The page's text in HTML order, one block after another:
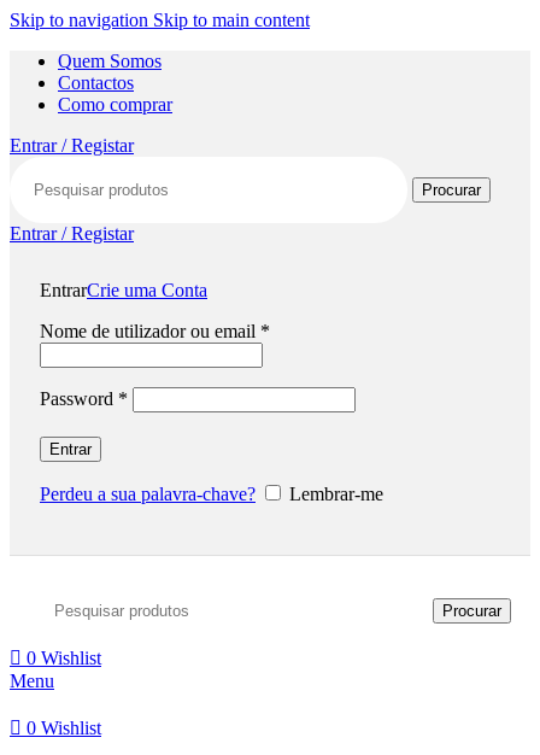
Skip to navigation Skip to main content
Quem Somos
Contactos
Como comprar
Entrar / Registar
Procurar
Entrar / Registar
EntrarCrie uma Conta
Nome de utilizador ou email *
Password *
Entrar
Perdeu a sua palavra-chave? Lembrar-me
Procurar
0 Wishlist
Menu
0 Wishlist